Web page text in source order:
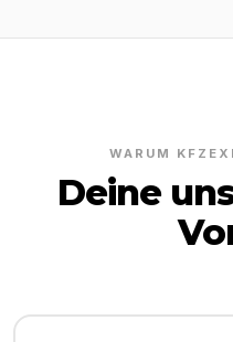
WARUM
Deine